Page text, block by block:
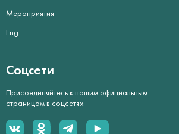
Мероприятия
Eng
Соцсети
Присоединяйтесь к нашим официальным
страницам в соцсетях